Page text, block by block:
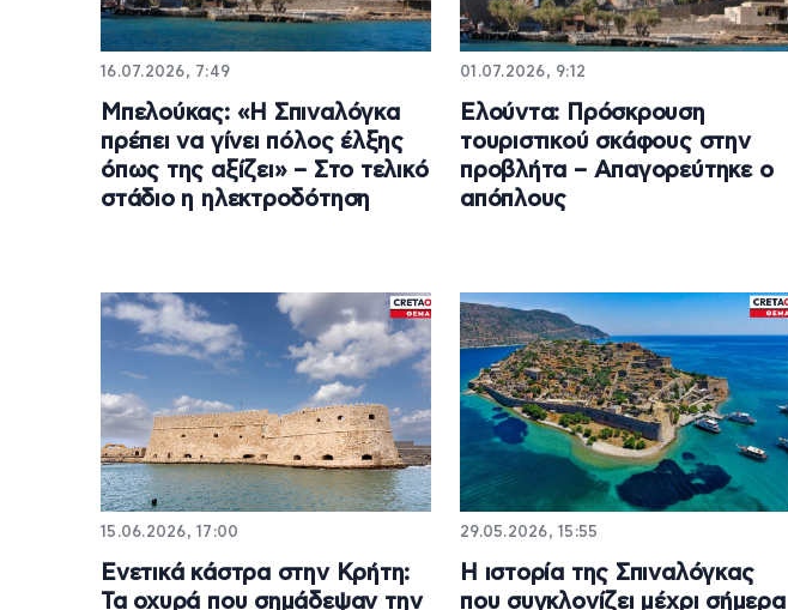
16.07.2026, 7:49
Μπελούκας: «Η Σπιναλόγκα
πρέπει να γίνει πόλος έλξης
όπως της αξίζει» – Στο τελικό
στάδιο η ηλεκτροδότηση
01.07.2026, 9:12
Ελούντα: Πρόσκρουση
τουριστικού σκάφους στην
προβλήτα – Απαγορεύτηκε ο
απόπλους
15.06.2026, 17:00
Ενετικά κάστρα στην Κρήτη:
Τα οχυρά που σημάδεψαν την
29.05.2026, 15:55
Η ιστορία της Σπιναλόγκας
που συγκλονίζει μέχρι σήμερα